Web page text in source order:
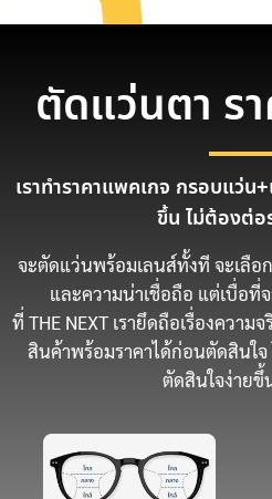
ตัดแว่นตา รา
เราทำราคาแพคเกจ กรอบแว่น
ขึ้น ไม่ต้องต่อ
จะตัดแว่นพร้อมเลนส์ทั้งที จะเลื
และความน่าเชื่อถือ แต่เบื่อที่
ที่ THE NEXT เรายึดถือเรื่องความ
สินค้าพร้อมราคาได้ก่อนตัดสินใจ
ตัดสินใจง่ายขึ้